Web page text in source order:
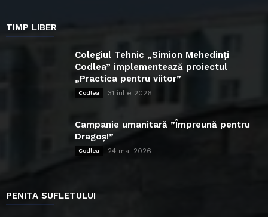
TIMP LIBER
Colegiul Tehnic „Simion Mehedinți
Codlea” implementează proiectul
„Practica pentru viitor”
Codlea 31 iulie 2026
Campanie umanitară ”Împreună pentru
Dragoș!”
Codlea 24 mai 2026
PENITA SUFLETULUI